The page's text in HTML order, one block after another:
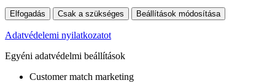
Elfogadás Csak a szükséges Beállítások módosítása
Adatvédelemi nyilatkozatot
Egyéni adatvédelmi beállítások
Customer match marketing